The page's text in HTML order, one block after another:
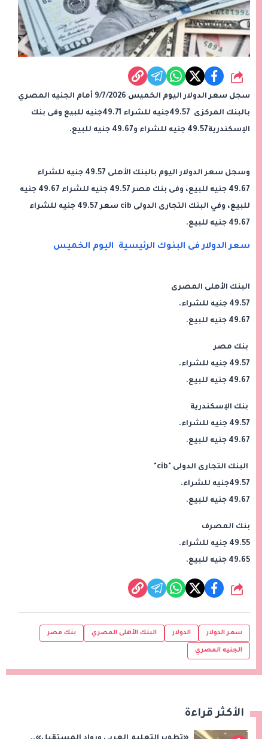
شارك
سجل سعر الدولار اليوم الخميس 9/7/2026 أمام الجنيه المصري
بالبنك المركزى 49.57جنيه للشراء 49.71جنيه للبيع وفى بنك
الإسكندرية49.57 جنيه للشراء و49.67 جنيه للبيع.
وسجل سعر الدولار اليوم بالبنك الأهلى 49.57 جنيه للشراء
49.67 جنيه للبيع، وفى بنك مصر 49.57 جنيه للشراء 49.67 جنيه
للبيع، وفي البنك التجارى الدولى cib سعر 49.57 جنيه للشراء
49.67 جنيه للبيع.
سعر الدولار فى البنوك الرئيسية اليوم الخميس
البنك الأهلى المصرى
49.57 جنيه للشراء.
49.67 جنيه للبيع.
بنك مصر
49.57 جنيه للشراء.
49.67 جنيه للبيع.
بنك الإسكندرية
49.57 جنيه للشراء.
49.67 جنيه للبيع.
البنك التجارى الدولى "cib"
49.57جنيه للشراء.
49.67 جنيه للبيع.
بنك المصرف
49.55 جنيه للشراء.
49.65 جنيه للبيع.
شارك
سعر الدولار الدولار البنك الأهلى المصري بنك مصر
الجنيه المصري
الأكثر قراءة